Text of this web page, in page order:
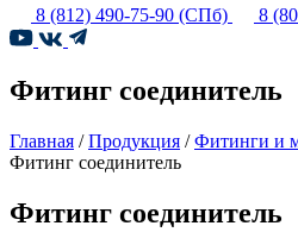
8 (812) 490-75-90 (СПб) 8
Фитинг соединитель
Главная /Продукция /Фитинги и
Фитинг соединитель
Фитинг соединитель